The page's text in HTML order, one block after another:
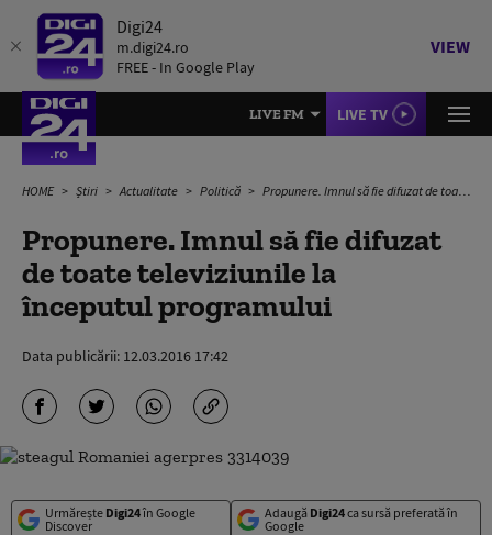
Digi24
m.digi24.ro
FREE - In Google Play
VIEW
LIVE FM LIVE TV
HOME Știri Actualitate Politică Propunere. Imnul să fie difuzat de toate televiziunile la începutul programului
Propunere. Imnul să fie difuzat
de toate televiziunile la
începutul programului
Data publicării: 12.03.2016 17:42
Urmărește Digi24în Google
Discover
Adaugă Digi24ca sursă preferată în
Google